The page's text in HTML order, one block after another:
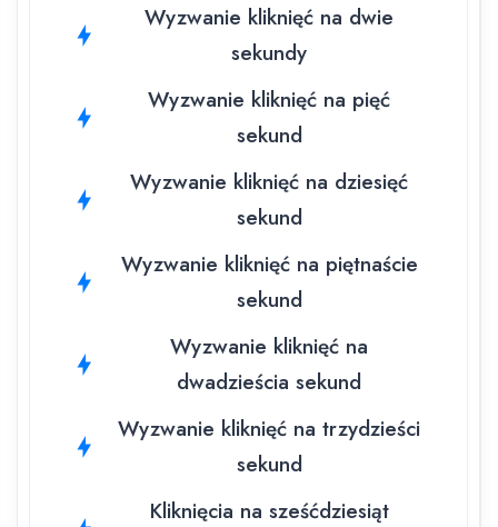
Wyzwanie kliknięć na dwie
sekundy
Wyzwanie kliknięć na pięć
sekund
Wyzwanie kliknięć na dziesięć
sekund
Wyzwanie kliknięć na piętnaście
sekund
Wyzwanie kliknięć na
dwadzieścia sekund
Wyzwanie kliknięć na trzydzieści
sekund
Kliknięcia na sześćdziesiąt